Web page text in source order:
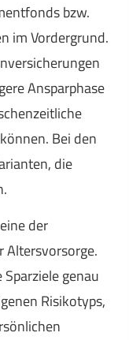
bzw.
im Vordergrund.
Ansparphase
Bei den
die
der
Alters­vorsorge.
genau
Risikotyps,